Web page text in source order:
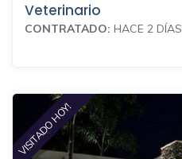
Veterinario
CONTRATADO: HACE 2 DÍAS
VISITADO HOY!